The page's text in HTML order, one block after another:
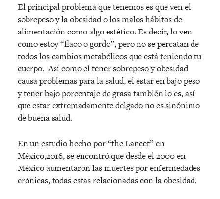
El principal problema que tenemos es que ven el
sobrepeso y la obesidad o los malos hábitos de
alimentación como algo estético. Es decir, lo ven
como estoy “flaco o gordo”, pero no se percatan de
todos los cambios metabólicos que está teniendo tu
cuerpo. Así como el tener sobrepeso y obesidad
causa problemas para la salud, el estar en bajo peso
y tener bajo porcentaje de grasa también lo es, así
que estar extremadamente delgado no es sinónimo
de buena salud.
En un estudio hecho por “the Lancet” en
México,2016, se encontró que desde el 2000 en
México aumentaron las muertes por enfermedades
crónicas, todas estas relacionadas con la obesidad.